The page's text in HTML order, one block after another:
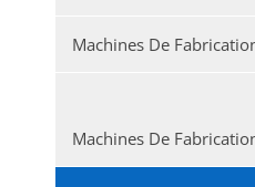
Machines De
Machines De